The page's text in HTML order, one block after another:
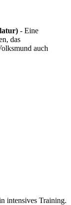
- Eine
das
auch
intensives Training.